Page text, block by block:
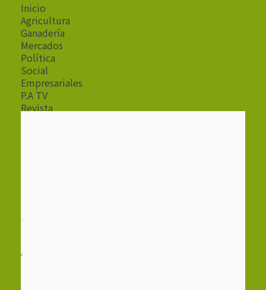
Inicio
Agricultura
Ganadería
Mercados
Política
Social
Empresariales
P.A TV
Revista